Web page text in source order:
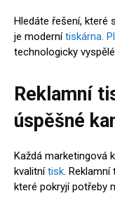
Hledáte řešení, které
je modernítiskárna.
technologicky
Reklamní
úspěšné
Každá marketingová
kvalitnítisk.
které pokryjí potřeby